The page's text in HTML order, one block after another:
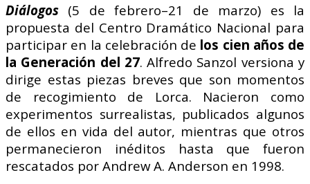
Diálogos (5 de febrero–21 de marzo) es la
propuesta del Centro Dramático Nacional para
participar en la celebración de los cien años de
la Generación del 27. Alfredo Sanzol versiona y
dirige estas piezas breves que son momentos
de recogimiento de Lorca. Nacieron como
experimentos surrealistas, publicados algunos
de ellos en vida del autor, mientras que otros
permanecieron inéditos hasta que fueron
rescatados por Andrew A. Anderson en 1998.